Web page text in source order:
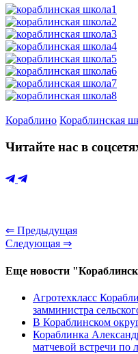
Кораблино Кораблинская
Читайте нас в
⇐ Предыдущая
Следующая ⇒
Еще новости
Агротехкласс
замминистра
В Кораблинском
Кораблинка
матчевой встречи по